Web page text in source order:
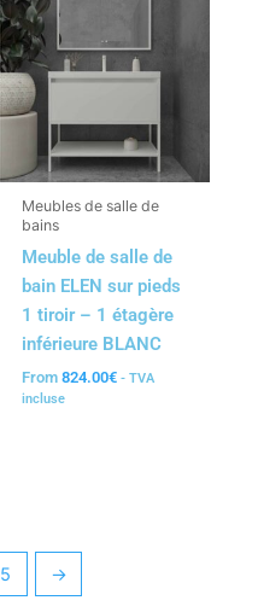
Meubles de salle de
bains
Meuble de salle de
bain ELEN sur pieds
1 tiroir – 1 étagère
inférieure BLANC
From 824.00€ - TVA
incluse
5 →